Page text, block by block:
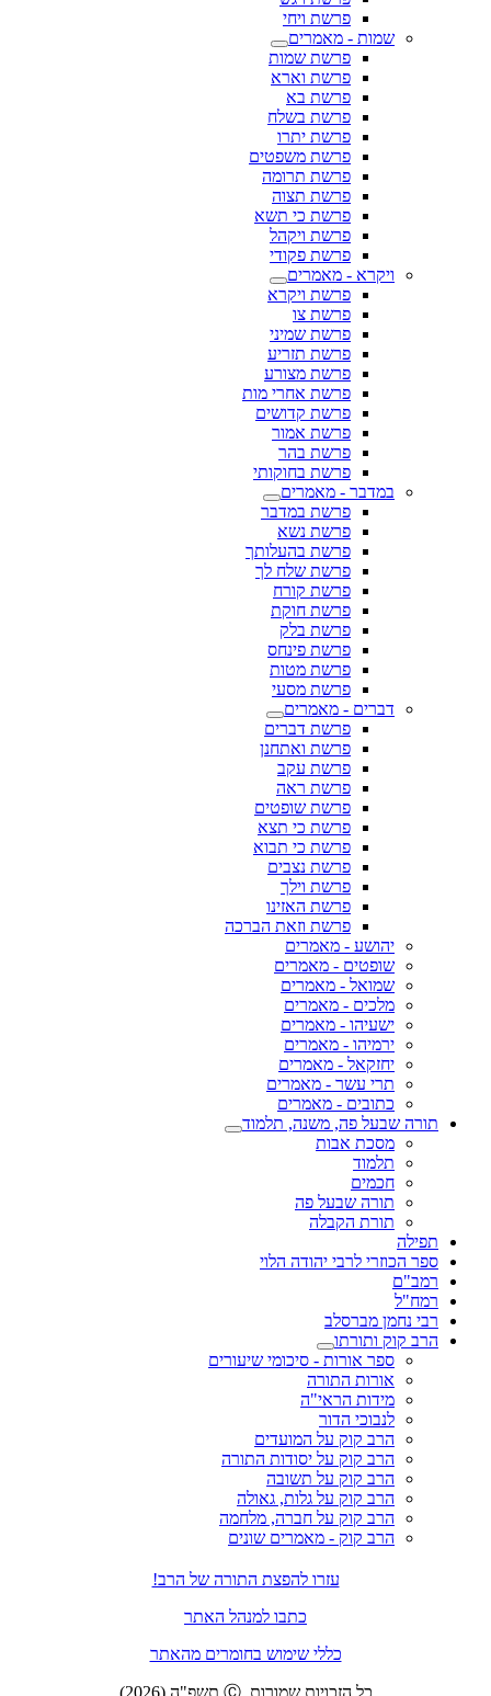
פרשת ויחי
שמות - מאמרים
פרשת שמות
פרשת וארא
פרשת בא
פרשת בשלח
פרשת יתרו
פרשת משפטים
פרשת תרומה
פרשת תצוה
פרשת כי תשא
פרשת ויקהל
פרשת פקודי
ויקרא - מאמרים
פרשת ויקרא
פרשת צו
פרשת שמיני
פרשת תזריע
פרשת מצורע
פרשת אחרי מות
פרשת קדושים
פרשת אמור
פרשת בהר
פרשת בחוקותי
במדבר - מאמרים
פרשת במדבר
פרשת נשא
פרשת בהעלותך
פרשת שלח לך
פרשת קורח
פרשת חוקת
פרשת בלק
פרשת פינחס
פרשת מטות
פרשת מסעי
דברים - מאמרים
פרשת דברים
פרשת ואתחנן
פרשת עקב
פרשת ראה
פרשת שופטים
פרשת כי תצא
פרשת כי תבוא
פרשת נצבים
פרשת וילך
פרשת האזינו
פרשת וזאת הברכה
יהושע - מאמרים
שופטים - מאמרים
שמואל - מאמרים
מלכים - מאמרים
ישעיהו - מאמרים
ירמיהו - מאמרים
יחזקאל - מאמרים
תרי עשר - מאמרים
כתובים - מאמרים
תורה שבעל פה, משנה, תלמוד
מסכת אבות
תלמוד
חכמים
תורה שבעל פה
תורת הקבלה
תפילה
ספר הכוזרי לרבי יהודה הלוי
רמב"ם
רמח"ל
רבי נחמן מברסלב
הרב קוק ותורתו
ספר אורות - סיכומי שיעורים
אורות התורה
מידות הראי"ה
לנבוכי הדור
הרב קוק על המועדים
הרב קוק על יסודות התורה
הרב קוק על תשובה
הרב קוק על גלות, גאולה
הרב קוק על חברה, מלחמה
הרב קוק - מאמרים שונים
עזרו להפצת התורה של הרב!
כתבו למנהל האתר
כללי שימוש בחומרים מהאתר